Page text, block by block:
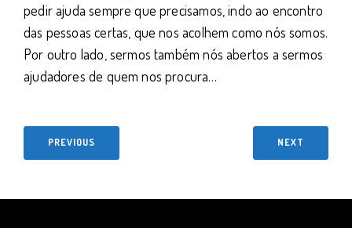
pedir ajuda sempre que precisamos, indo ao encontro
das pessoas certas, que nos acolhem como nós somos.
Por outro lado, sermos também nós abertos a sermos
ajudadores de quem nos procura…
PREVIOUS NEXT